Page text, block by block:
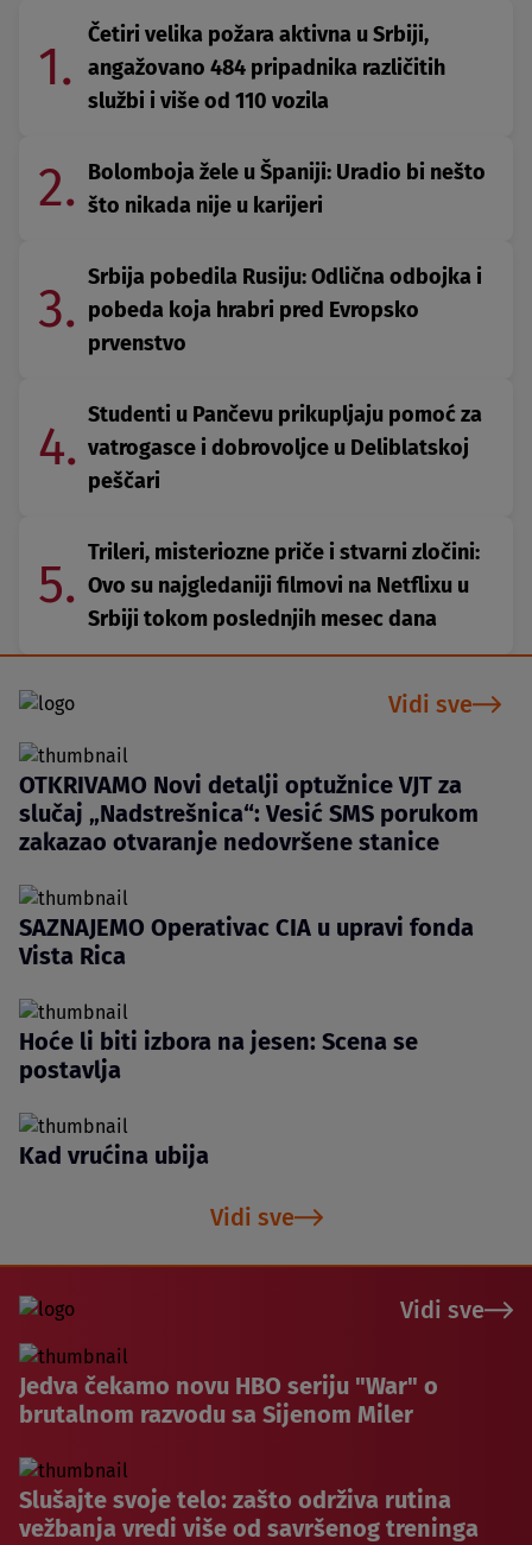
1.
Četiri velika požara aktivna u Srbiji,
angažovano 484 pripadnika različitih
službi i više od 110 vozila
2. Bolomboja žele u Španiji: Uradio bi nešto
što nikada nije u karijeri
3.
Srbija pobedila Rusiju: Odlična odbojka i
pobeda koja hrabri pred Evropsko
prvenstvo
4.
Studenti u Pančevu prikupljaju pomoć za
vatrogasce i dobrovoljce u Deliblatskoj
peščari
5.
Trileri, misteriozne priče i stvarni zločini:
Ovo su najgledaniji filmovi na Netflixu u
Srbiji tokom poslednjih mesec dana
Vidi sve
OTKRIVAMO Novi detalji optužnice VJT za
slučaj „Nadstrešnica“: Vesić SMS porukom
zakazao otvaranje nedovršene stanice
SAZNAJEMO Operativac CIA u upravi fonda
Vista Rica
Hoće li biti izbora na jesen: Scena se
postavlja
Kad vrućina ubija
Vidi sve
Vidi sve
Jedva čekamo novu HBO seriju "War" o
brutalnom razvodu sa Sijenom Miler
Slušajte svoje telo: zašto održiva rutina
vežbanja vredi više od savršenog treninga